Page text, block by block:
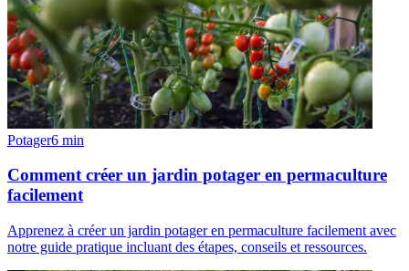
Potager6 min
Comment créer un jardin potager en permaculture
facilement
Apprenez à créer un jardin potager en permaculture facilement avec
notre guide pratique incluant des étapes, conseils et ressources.